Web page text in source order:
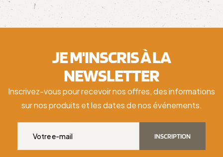
JE M'INSCRIS À LA
NEWSLETTER
Inscrivez-vous pour recevoir nos offres, des informations
sur nos produits et les dates de nos événements.
INSCRIPTION